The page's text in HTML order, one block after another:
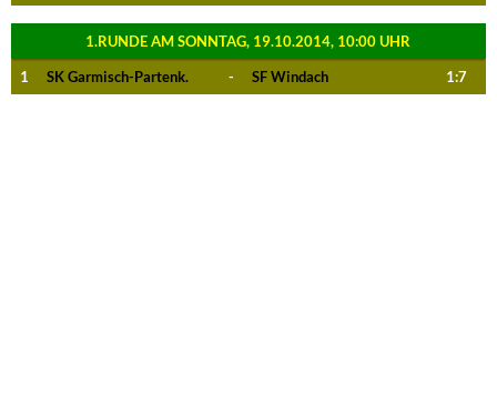
1.RUNDE AM SONNTAG, 19.10.2014, 10:00 UHR
1
SK Garmisch-Partenk. - SF Windach 1:7